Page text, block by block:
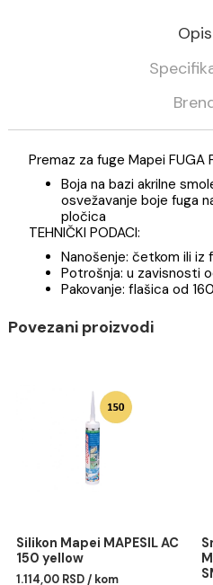
Materijali za pločice
Premaz za fuge Mapei
Boja na bazi akrilne
osvežavanje boje
TEHNIČKI PODACI:
Pakovanje: flašica od
Povezani proizvodi